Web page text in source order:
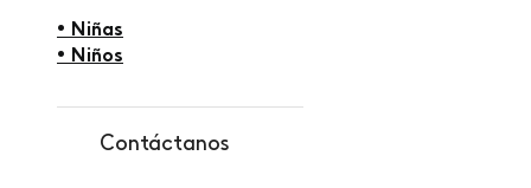
• Niñas
• Niños
Contáctanos